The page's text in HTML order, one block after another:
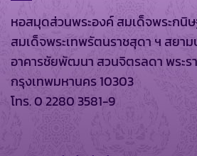
หอสมุดส่วนพระองค์ สมเด็จพระกนิษ
สมเด็จพระเทพรัตนราชสุดา ฯ สยา
อาคารชัยพัฒนา สวนจิตรลดา พระร
กรุงเทพมหานคร 10303
โทร. 0 2280 3581-9